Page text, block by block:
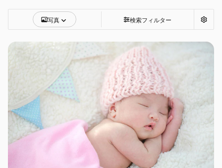
写真 検索フィルター